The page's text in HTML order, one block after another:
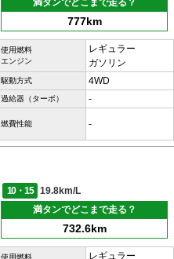
満タンでどこまで走る？
777km
使用燃料
エンジン
レギュラー
ガソリン
駆動方式 4WD
過給器（ターボ） -
燃費性能 -
10・15
19.8km/L
満タンでどこまで走る？
732.6km
使用燃料 レギュラー